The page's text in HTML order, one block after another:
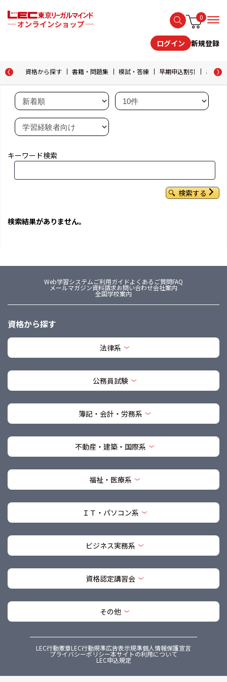
0
ログイン 新規登録
資格から探す 書籍・問題集 模試・答練 早期申込割引 おため
キーワード検索
検索する
検索結果がありません。
Web学習システムご利用ガイドよくあるご質問FAQ
メールマガジン資料請求お問い合わせ会社案内
全国学校案内
資格から探す
法律系
公務員試験
簿記・会計・労務系
不動産・建築・国際系
福祉・医療系
ＩＴ・パソコン系
ビジネス実務系
資格認定講習会
その他
LEC行動憲章LEC行動規準広告表示規準個人情報保護宣言
プライバシーポリシー本サイトの利用について
LEC申込規定